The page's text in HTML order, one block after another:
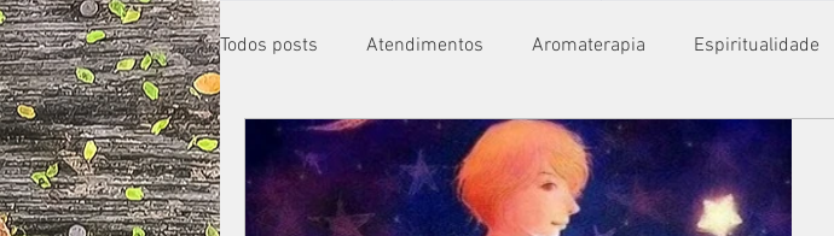
Todos posts Atendimentos Aromaterapia Espiritualidade